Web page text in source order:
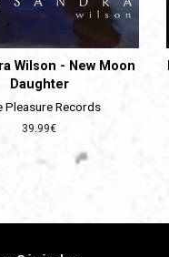
Wilson - New Moon
Daughter
Pleasure Records
Prix
39.99€